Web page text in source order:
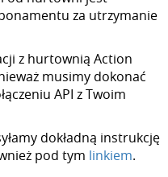
za utrzymanie
z hurtownią Action
musimy dokonać
API z Twoim
dokładną instrukcję
pod tym linkiem.